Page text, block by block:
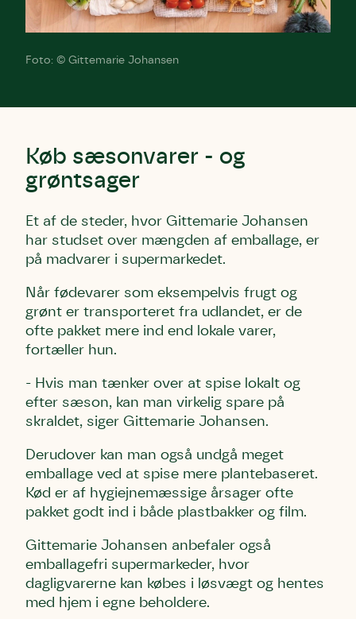
Foto: © Gittemarie Johansen
Køb sæsonvarer - og
grøntsager
Et af de steder, hvor Gittemarie Johansen
har studset over mængden af emballage, er
på madvarer i supermarkedet.
Når fødevarer som eksempelvis frugt og
grønt er transporteret fra udlandet, er de
ofte pakket mere ind end lokale varer,
fortæller hun.
- Hvis man tænker over at spise lokalt og
efter sæson, kan man virkelig spare på
skraldet, siger Gittemarie Johansen.
Derudover kan man også undgå meget
emballage ved at spise mere plantebaseret.
Kød er af hygiejnemæssige årsager ofte
pakket godt ind i både plastbakker og film.
Gittemarie Johansen anbefaler også
emballagefri supermarkeder, hvor
dagligvarerne kan købes i løsvægt og hentes
med hjem i egne beholdere.